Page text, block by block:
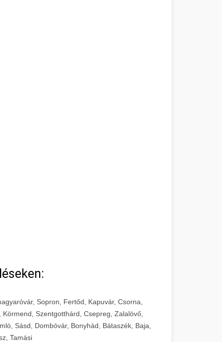
Sopron, Fertőd, Kapuvár, Csorna,
Szentgotthárd, Csepreg, Zalalövő,
Sásd, Dombóvár, Bonyhád, Bátaszék, Baja,
Tamási